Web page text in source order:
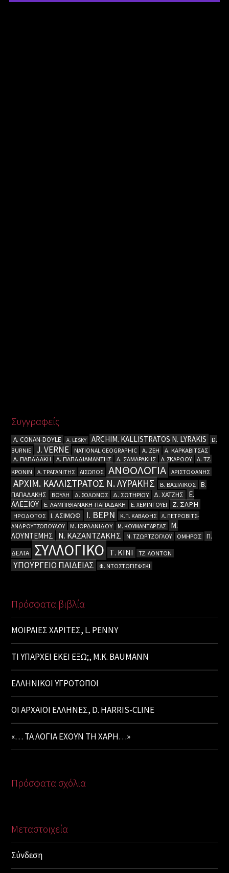
Συγγραφείς
A. CΟΝΑΝ-DOYLE A. LESKY ARCHIM. KALLISTRATOS N. LYRAKIS
D.
BURNIE
J. VERNE NATIONAL GEOGRAPHIC Α. ΖΕΗ
Α. ΚΑΡΚΑΒΙΤΣΑΣ
Α. ΠΑΠΑΔΑΚΗ
Α. ΠΑΠΑΔΙΑΜΑΝΤΗΣ Α. ΣΑΜΑΡΑΚΗΣ Α. ΣΚΑΡΟΟΥ
Α. ΤΖ.
ΚΡΟΝΙΝ
Α. ΤΡΑΓΑΝΙΤΗΣ ΑΙΣΩΠΟΣ ΑΝΘΟΛΟΓΙΑ ΑΡΙΣΤΟΦΑΝΗΣ
ΑΡΧΙΜ. ΚΑΛΛΙΣΤΡΑΤΟΣ Ν. ΛΥΡΑΚΗΣ Β. ΒΑΣΙΛΙΚΟΣ
Β.
ΠΑΠΑΔΑΚΗΣ
ΒΟΥΛΗ Δ. ΣΟΛΩΜΟΣ Δ. ΣΩΤΗΡΙΟΥ Δ. ΧΑΤΖΗΣ
Ε.
ΑΛΕΞΙΟΥ
Ε. ΛΑΜΠΙΘΙΑΝΑΚΗ-ΠΑΠΑΔΑΚΗ Ε. ΧΕΜΙΝΓΟΥΕΪ Ζ. ΣΑΡΗ
ΗΡΟΔΟΤΟΣ Ι. ΑΣΙΜΩΦ Ι. ΒΕΡΝ Κ.Π. ΚΑΒΑΦΗΣ
Λ. ΠΕΤΡΟΒΙΤΣ-
ΑΝΔΡΟΥΤΣΟΠΟΥΛΟΥ
Μ. ΙΟΡΔΑΝΙΔΟΥ Μ. ΚΟΥΜΑΝΤΑΡΕΑΣ
Μ.
ΛΟΥΝΤΕΜΗΣ
Ν. ΚΑΖΑΝΤΖΑΚΗΣ Ν. ΤΖΩΡΤΖΟΓΛΟΥ ΟΜΗΡΟΣ
Π.
ΔΕΛΤΑ
ΣΥΛΛΟΓΙΚΟ Τ. ΚΙΝΙ ΤΖ. ΛΟΝΤΟΝ
ΥΠΟΥΡΓΕΙΟ ΠΑΙΔΕΙΑΣ Φ. ΝΤΟΣΤΟΓΙΕΦΣΚΙ
Πρόσφατα βιβλία
ΜΟΙΡΑΙΕΣ ΧΑΡΙΤΕΣ, L. PENNY
ΤΙ ΥΠΑΡΧΕΙ ΕΚΕΙ ΕΞΩ;, M.K. BAUMANN
ΕΛΛΗΝΙΚΟΙ ΥΓΡΟΤΟΠΟΙ
ΟΙ ΑΡΧΑΙΟΙ ΕΛΛΗΝΕΣ, D. HARRIS-CLINE
«… ΤΑ ΛΟΓΙΑ ΕΧΟΥΝ ΤΗ ΧΑΡΗ…»
Πρόσφατα σχόλια
Μεταστοιχεία
Σύνδεση